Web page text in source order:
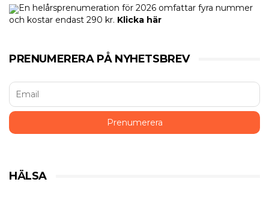
En helårsprenumeration för 2026 omfattar fyra nummer
och kostar endast 290 kr. Klicka här
PRENUMERERA PÅ NYHETSBREV
HÄLSA